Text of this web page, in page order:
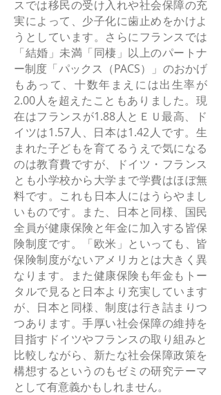
スでは移民の受け入れや社会保障の充
実によって、少子化に歯止めをかけよ
うとしています。さらにフランスでは
「結婚」未満「同棲」以上のパートナ
ー制度「パックス（PACS）」のおかげ
もあって、十数年まえには出生率が
2.00人を超えたこともありました。現
在はフランスが1.88人とＥＵ最高、ド
イツは1.57人、日本は1.42人です。生
まれた子どもを育てるうえで気になる
のは教育費ですが、ドイツ・フランス
とも小学校から大学まで学費はほぼ無
料です。これも日本人にはうらやまし
いものです。また、日本と同様、国民
全員が健康保険と年金に加入する皆保
険制度です。「欧米」といっても、皆
保険制度がないアメリカとは大きく異
なります。また健康保険も年金もトー
タルで見ると日本より充実しています
が、日本と同様、制度は行き詰まりつ
つあります。手厚い社会保障の維持を
目指すドイツやフランスの取り組みと
比較しながら、新たな社会保障政策を
構想するというのもゼミの研究テーマ
として有意義かもしれません。